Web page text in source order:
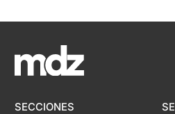
SECCIONES